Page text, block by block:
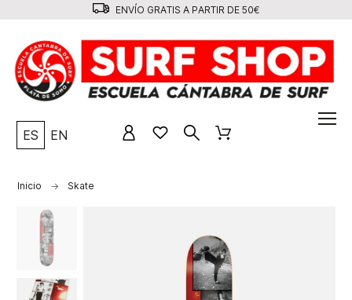
ENVÍO GRATIS A PARTIR DE 50€
ES EN
Inicio Skate